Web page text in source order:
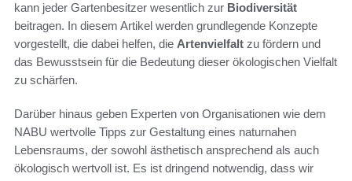
kann jeder Gartenbesitzer wesentlich zur Biodiversität
beitragen. In diesem Artikel werden grundlegende Konzepte
vorgestellt, die dabei helfen, die Artenvielfalt zu fördern und
das Bewusstsein für die Bedeutung dieser ökologischen Vielfalt
zu schärfen.
Darüber hinaus geben Experten von Organisationen wie dem
NABU wertvolle Tipps zur Gestaltung eines naturnahen
Lebensraums, der sowohl ästhetisch ansprechend als auch
ökologisch wertvoll ist. Es ist dringend notwendig, dass wir